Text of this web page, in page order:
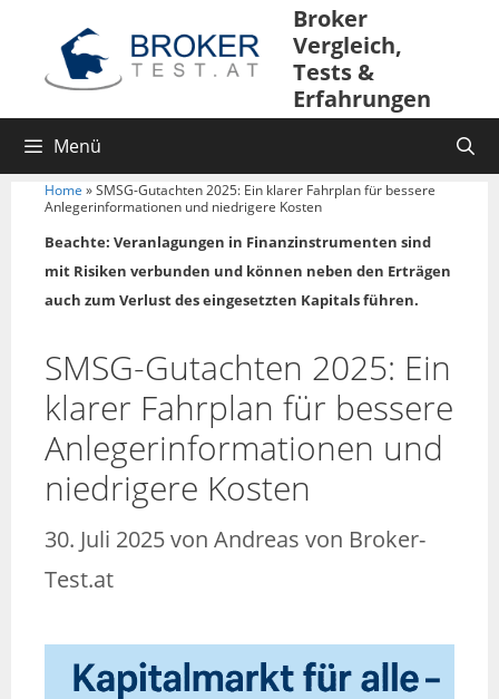
Broker
Vergleich,
Tests &
Erfahrungen
Menü
Home »SMSG-Gutachten 2025: Ein klarer Fahrplan für bessere
Anlegerinformationen und niedrigere Kosten
Beachte: Veranlagungen in Finanzinstrumenten sind
mit Risiken verbunden und können neben den Erträgen
auch zum Verlust des eingesetzten Kapitals führen.
SMSG-Gutachten 2025: Ein
klarer Fahrplan für bessere
Anlegerinformationen und
niedrigere Kosten
30. Juli 2025von Andreas von Broker-
Test.at